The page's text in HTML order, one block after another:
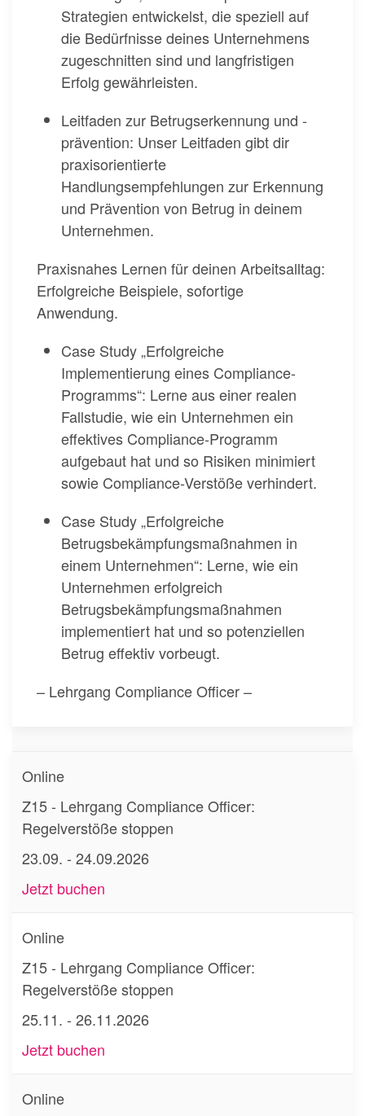
Strategien entwickelst, die speziell auf
die Bedürfnisse deines Unternehmens
zugeschnitten sind und langfristigen
Erfolg gewährleisten.
Leitfaden zur Betrugserkennung und -
prävention: Unser Leitfaden gibt dir
praxisorientierte
Handlungsempfehlungen zur Erkennung
und Prävention von Betrug in deinem
Unternehmen.
Praxisnahes Lernen für deinen Arbeitsalltag:
Erfolgreiche Beispiele, sofortige
Anwendung.
Case Study „Erfolgreiche
Implementierung eines Compliance-
Programms“: Lerne aus einer realen
Fallstudie, wie ein Unternehmen ein
effektives Compliance-Programm
aufgebaut hat und so Risiken minimiert
sowie Compliance-Verstöße verhindert.
Case Study „Erfolgreiche
Betrugsbekämpfungsmaßnahmen in
einem Unternehmen“: Lerne, wie ein
Unternehmen erfolgreich
Betrugsbekämpfungsmaßnahmen
implementiert hat und so potenziellen
Betrug effektiv vorbeugt.
– Lehrgang Compliance Officer –
Online
Z15 - Lehrgang Compliance Officer:
Regelverstöße stoppen
23.09. - 24.09.2026
Jetzt buchen
Online
Z15 - Lehrgang Compliance Officer:
Regelverstöße stoppen
25.11. - 26.11.2026
Jetzt buchen
Online